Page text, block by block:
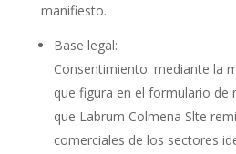
manifiesto.
Base legal:
Consentimiento: mediante la
que figura en el formulario de
que Labrum Colmena Slte
comerciales de los sectores